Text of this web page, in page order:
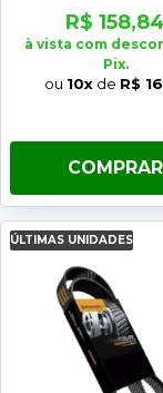
R$ 158,84
à vista com
Pix.
ou 10xde R$
COMPRAR
ÚLTIMAS UNIDADES